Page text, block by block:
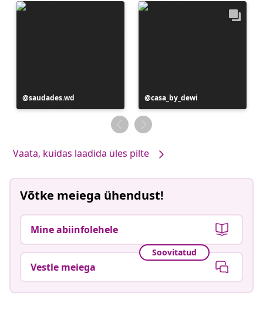
Postitus
avaldatud
saudades.wd
Postitus
avaldatud
casa_by_dewi
Vaata, kuidas laadida üles pilte
Võtke meiega ühendust!
Mine abiinfolehele
Soovitatud
Vestle meiega